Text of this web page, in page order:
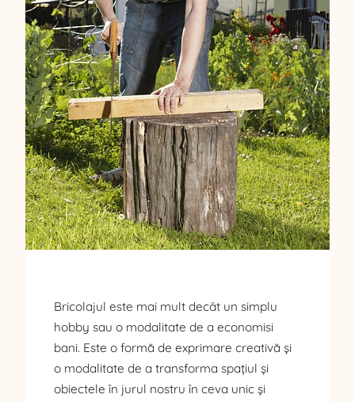
Bricolajul este mai mult decât un simplu
hobby sau o modalitate de a economisi
bani. Este o formă de exprimare creativă și
o modalitate de a transforma spațiul și
obiectele în jurul nostru în ceva unic și